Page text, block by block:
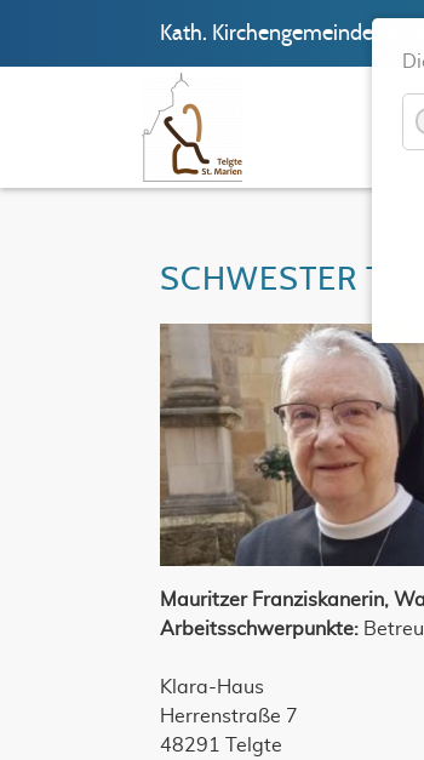
Kath. Kirchengemeinde St.
SCHWESTER
Mauritzer Franziskanerin,
Arbeitsschwerpunkte:
Klara-Haus
Herrenstraße 7
48291 Telgte